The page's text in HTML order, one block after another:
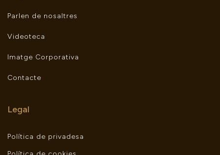
Parlen de nosaltres
Videoteca
Imatge Corporativa
Contacte
Legal
Política de privadesa